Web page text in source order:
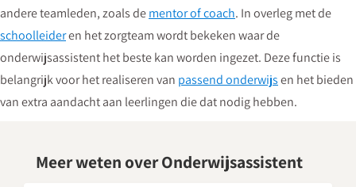
andere teamleden, zoals dementor of coach. In overleg met de
schoolleideren het zorgteam wordt bekeken waar de
onderwijsassistent het beste kan worden ingezet. Deze functie is
belangrijk voor het realiseren van passend onderwijsen het bieden
van extra aandacht aan leerlingen die dat nodig hebben.
Meer weten over Onderwijsassistent